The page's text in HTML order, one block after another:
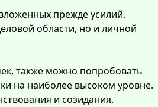
прежде усилий.
области, но и личной
также можно попробовать
на наиболее высоком уровне.
и созидания.